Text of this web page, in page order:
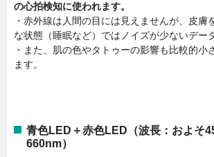
の心拍検知に使われます。
・赤外線は人間の目には見えませんが、皮膚
な状態（睡眠など）ではノイズが少ないデー
・また、肌の色やタトゥーの影響も比較的小
ます。
青色LED＋赤色LED（波長：およそ
660nm）